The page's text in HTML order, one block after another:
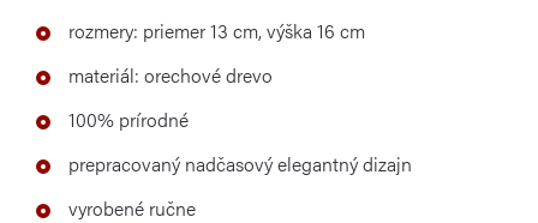
rozmery: priemer 13 cm, výška 16 cm
materiál: orechové drevo
100% prírodné
prepracovaný nadčasový elegantný dizajn
vyrobené ručne